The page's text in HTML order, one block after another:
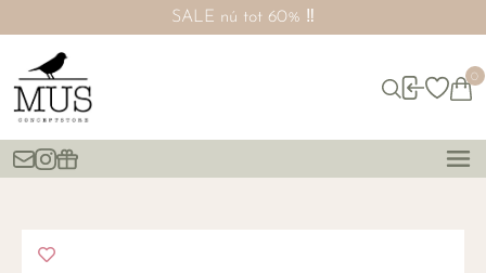
SALE nú tot 60% ‼️
0